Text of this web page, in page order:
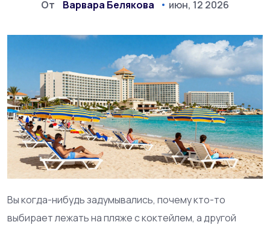
От Варвара Белякова июн, 12 2026
Вы когда-нибудь задумывались, почему кто-то
выбирает лежать на пляже с коктейлем, а другой